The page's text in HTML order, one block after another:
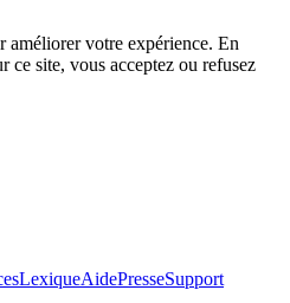
améliorer votre expérience. En
ce site, vous acceptez ou refusez
LexiqueAidePresseSupport